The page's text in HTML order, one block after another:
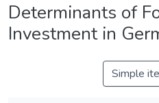
Determinants of
Investment in
Simple